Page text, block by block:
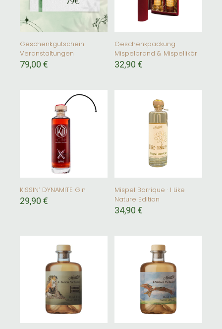
Geschenkgutschein
Veranstaltungen
79,00 €
Geschenkpackung
Mispelbrand & Mispellikör
32,90€
KISSIN’ DYNAMITE Gin
29,90 €
Mispel Barrique · I Like
Nature Edition
34,90€